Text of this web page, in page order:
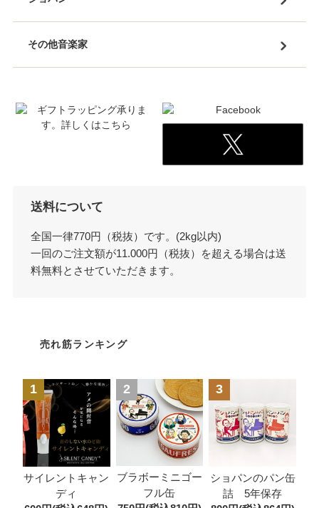
その他音楽家
送料について
全国一律770円（税抜）です。(2kg以内)
一回のご注文額が11.000円（税抜）を超える場合は送
料無料とさせていただきます。
売れ筋ランキング
1
サイレントキャン
ディ
2
ブラボーミニゴー
フル缶
3
ショパンのパン缶
詰 5年保存